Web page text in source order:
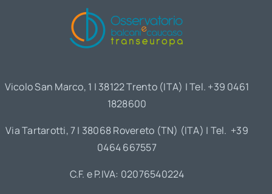
Vicolo San Marco, 1 | 38122 Trento (ITA) | Tel. +39 0461
1828600
Via Tartarotti, 7 | 38068 Rovereto (TN) (ITA) | Tel. +39
0464 667557
C.F. e P.IVA: 02076540224